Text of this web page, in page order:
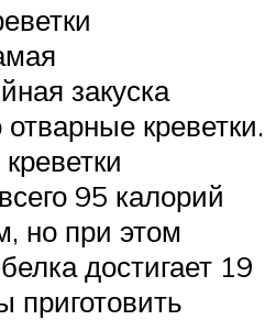
закуска
креветки.
95 калорий
но при этом
достигает 19
приготовить